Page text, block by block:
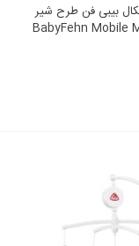
بیبی فن طرح شیر
BabyFehn Mobile